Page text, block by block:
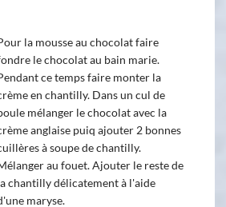
la mousse au chocolat faire
le chocolat au bain marie.
ce temps faire monter la
en chantilly. Dans un cul de
mélanger le chocolat avec la
anglaise puiq ajouter 2 bonnes
à soupe de chantilly.
au fouet. Ajouter le reste de
chantilly délicatement à l'aide
maryse.